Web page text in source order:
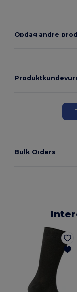
Opdag andre
Bulk Orders